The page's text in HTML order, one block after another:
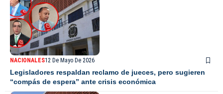
NACIONALES12 De Mayo De 2026
Legisladores respaldan reclamo de jueces, pero sugieren
“compás de espera” ante crisis económica